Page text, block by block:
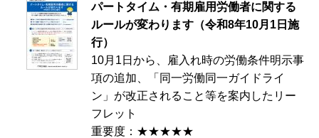
パートタイム・有期雇用労働者に関する
ルールが変わります（令和8年10月1日施
行）
10月1日から、雇入れ時の労働条件明示事
項の追加、「同一労働同一ガイドライ
ン」が改正されること等を案内したリー
フレット
重要度：★★★★★